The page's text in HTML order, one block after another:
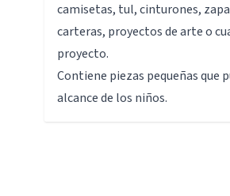
camisetas, tul, cinturones,
carteras, proyectos de arte o
proyecto.
Contiene piezas pequeñas que
alcance de los niños.